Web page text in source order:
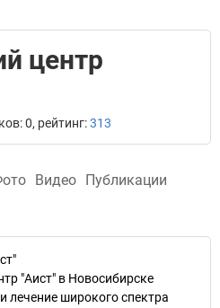
центр
0, рейтинг:313
Видео Публикации
"Аист" в Новосибирске
лечение широкого спектра